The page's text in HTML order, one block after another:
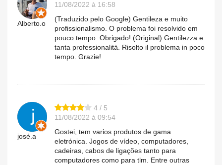
Alberto.o
11/08/2022 à 16:58
(Traduzido pelo Google) Gentileza e muito
profissionalismo. O problema foi resolvido em
pouco tempo. Obrigado! (Original) Gentilezza e
tanta professionalità. Risolto il problema in poco
tempo. Grazie!
josé.a
4 / 5
11/08/2022 à 09:54
Gostei, tem varios produtos de gama
eletrónica. Jogos de vídeo, computadores,
cadeiras, cabos de ligações tanto para
computadores como para tlm. Entre outras